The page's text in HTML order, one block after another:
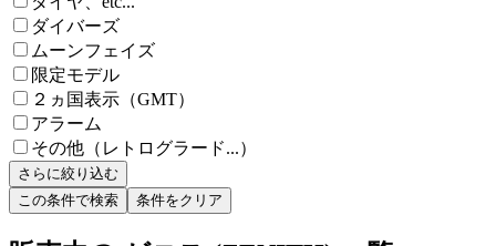
ダイバーズ
ムーンフェイズ
限定モデル
２ヵ国表示（GMT）
アラーム
その他（レトログラード...）
さらに絞り込む
この条件で検索
条件をクリア